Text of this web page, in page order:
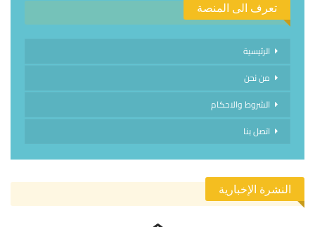
تعرف الى المنصة
الرئيسية
من نحن
الشروط والاحكام
اتصل بنا
النشرة الإخبارية